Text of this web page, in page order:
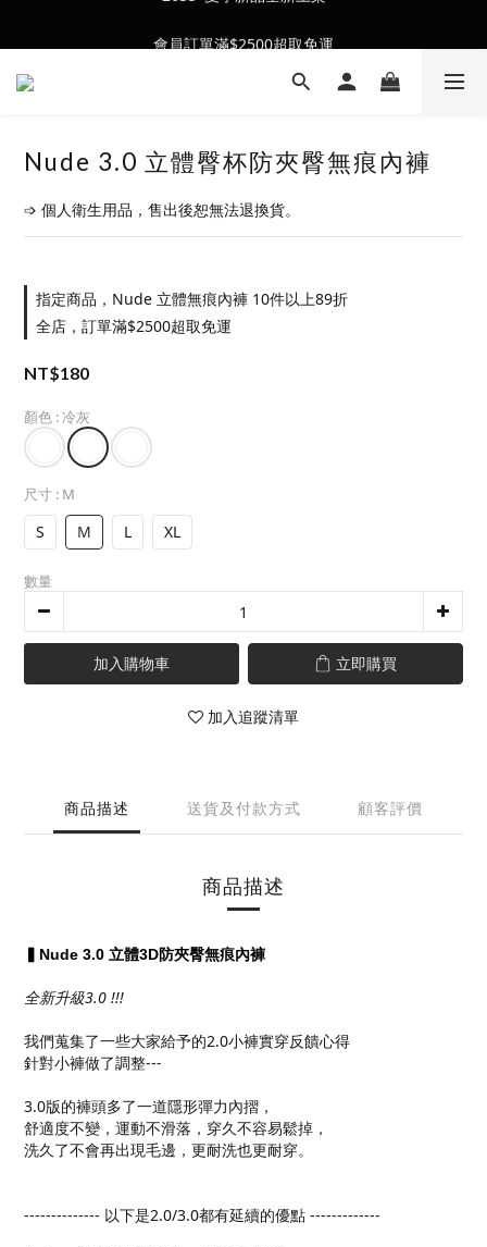
Nude 3.0 立體臀杯防夾臀無痕內褲
➩ 個人衛生用品，售出後恕無法退換貨。
指定商品，Nude 立體無痕內褲 10件以上89折
全店，訂單滿$2500超取免運
NT$180
顏色 : 冷灰
尺寸 : M
S M L XL
數量
加入購物車 立即購買
加入追蹤清單
商品描述 送貨及付款方式 顧客評價
商品描述
▍Nude 3.0 立體3D防夾臀無痕內褲
全新升級3.0 !!!
我們蒐集了一些大家給予的2.0小褲實穿反饋心得
針對小褲做了調整---
3.0版的褲頭多了一道隱形彈力內摺，
舒適度不變，運動不滑落，穿久不容易鬆掉，
洗久了不會再出現毛邊，更耐洗也更耐穿。
-------------- 以下是2.0/3.0都有延續的優點 -------------